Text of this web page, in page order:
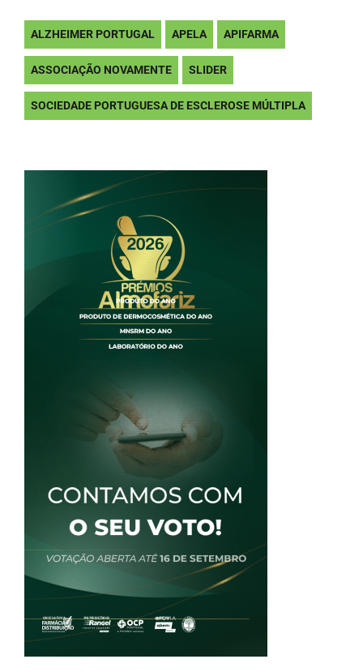
ALZHEIMER PORTUGAL APELA APIFARMA
ASSOCIAÇÃO NOVAMENTE SLIDER
SOCIEDADE PORTUGUESA DE ESCLEROSE MÚLTIPLA